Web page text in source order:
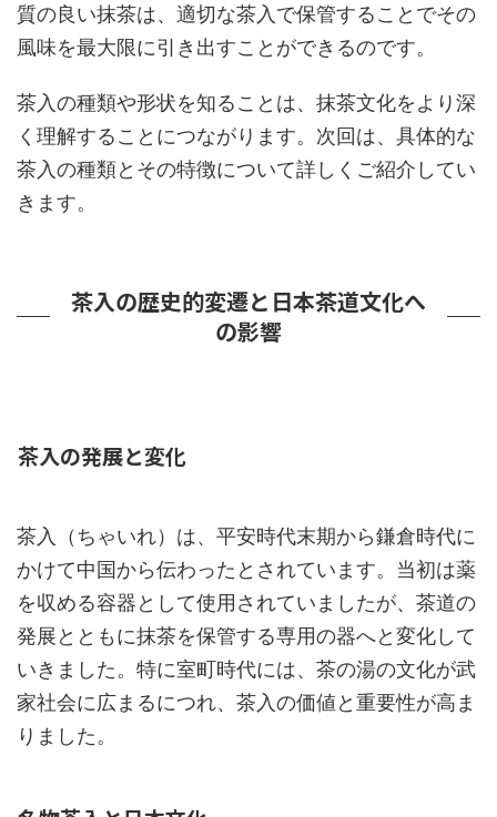
質の良い抹茶は、適切な茶入で保管することでその
風味を最大限に引き出すことができるのです。
茶入の種類や形状を知ることは、抹茶文化をより深
く理解することにつながります。次回は、具体的な
茶入の種類とその特徴について詳しくご紹介してい
きます。
茶入の歴史的変遷と日本茶道文化へ
の影響
茶入の発展と変化
茶入（ちゃいれ）は、平安時代末期から鎌倉時代に
かけて中国から伝わったとされています。当初は薬
を収める容器として使用されていましたが、茶道の
発展とともに抹茶を保管する専用の器へと変化して
いきました。特に室町時代には、茶の湯の文化が武
家社会に広まるにつれ、茶入の価値と重要性が高ま
りました。